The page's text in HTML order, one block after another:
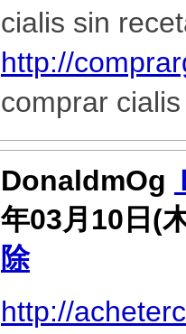
cialis sin
http://
comprar cialis
DonaldmOg
年03月10日(
除
http://